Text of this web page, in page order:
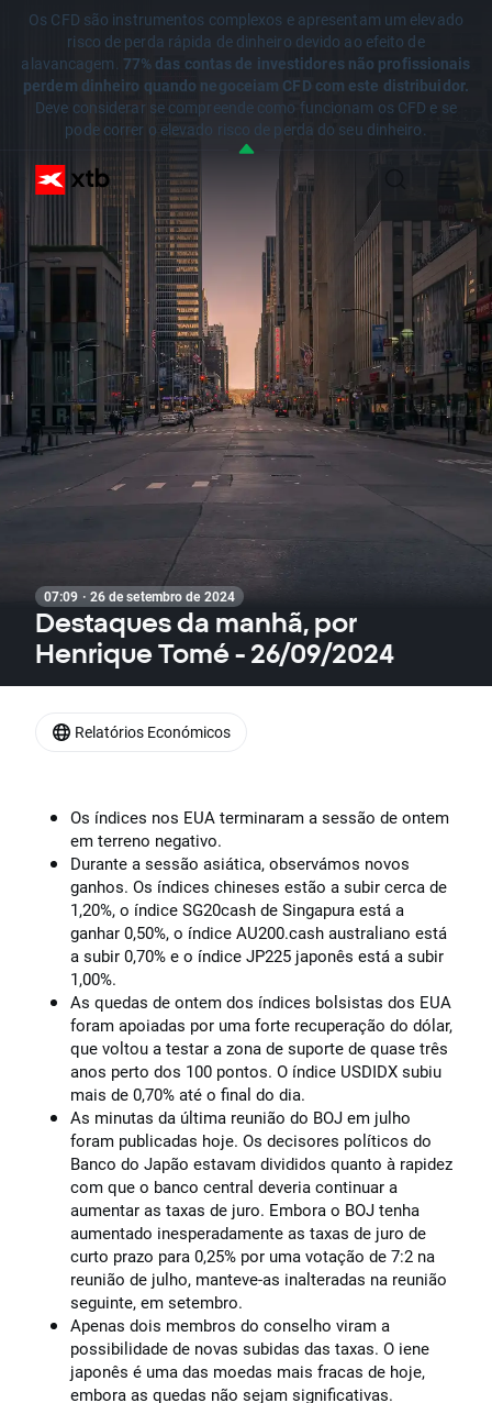
Os CFD são instrumentos complexos e apresentam um elevado
risco de perda rápida de dinheiro devido ao efeito de
alavancagem. 77% das contas de investidores não profissionais
perdem dinheiro quando negoceiam CFD com este distribuidor.
Deve considerar se compreende como funcionam os CFD e se
pode correr o elevado risco de perda do seu dinheiro.
07:09 · 26 de setembro de 2024
Destaques da manhã, por
Henrique Tomé - 26/09/2024
Os índices nos EUA terminaram a sessão de ontem
em terreno negativo.
Durante a sessão asiática, observámos novos
ganhos. Os índices chineses estão a subir cerca de
1,20%, o índice SG20cash de Singapura está a
ganhar 0,50%, o índice AU200.cash australiano está
a subir 0,70% e o índice JP225 japonês está a subir
1,00%.
As quedas de ontem dos índices bolsistas dos EUA
foram apoiadas por uma forte recuperação do dólar,
que voltou a testar a zona de suporte de quase três
anos perto dos 100 pontos. O índice USDIDX subiu
mais de 0,70% até o final do dia.
As minutas da última reunião do BOJ em julho
foram publicadas hoje. Os decisores políticos do
Banco do Japão estavam divididos quanto à rapidez
com que o banco central deveria continuar a
aumentar as taxas de juro. Embora o BOJ tenha
aumentado inesperadamente as taxas de juro de
curto prazo para 0,25% por uma votação de 7:2 na
reunião de julho, manteve-as inalteradas na reunião
seguinte, em setembro.
Apenas dois membros do conselho viram a
possibilidade de novas subidas das taxas. O iene
japonês é uma das moedas mais fracas de hoje,
embora as quedas não sejam significativas.
Relatórios Económicos